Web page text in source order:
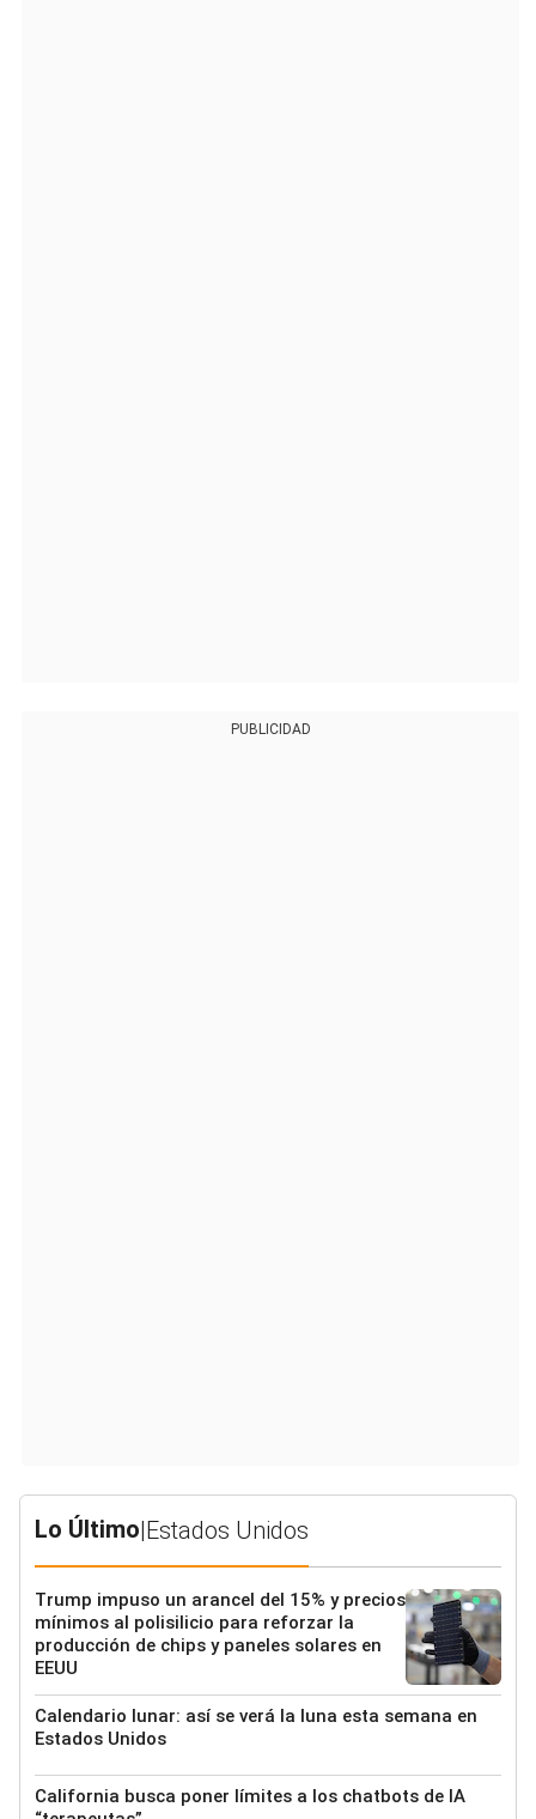
PUBLICIDAD
Lo Último|Estados Unidos
Trump impuso un arancel del 15% y precios
mínimos al polisilicio para reforzar la
producción de chips y paneles solares en
EEUU
Calendario lunar: así se verá la luna esta semana en
Estados Unidos
California busca poner límites a los chatbots de IA